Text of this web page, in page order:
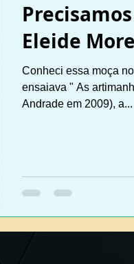
Eleide
Conheci essa moça
ensaiava " As
Andrade em 2009), a...